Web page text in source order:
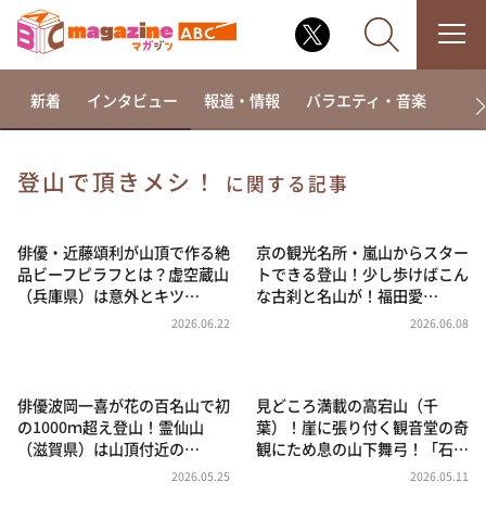
相席食堂
これ余談なんですけど・・・
～人生密着トークバラエティ！～ やすとものいたっ
news おかえり
河合＆A.B.C-Z塚田×福井アナ「なんでやねん！？」
（news おかえり）
新着 インタビュー 報道・情報 バラエティ・音楽 ド
登山で頂きメシ！ に関する記事
俳優・近藤頌利が山頂で作る絶
品ビーフピラフとは？虚空蔵山
（兵庫県）は意外とキツ…
2026.06.22
京の観光名所・嵐山からスター
トできる登山！少し歩けばこん
な古刹と名山が！福田愛…
2026.06.08
俳優波岡一喜が花の百名山で初
の1000ｍ超え登山！霊仙山
（滋賀県）は山頂付近の…
2026.05.25
見どころ満載の高宕山（千
葉）！崖に張り付く観音堂の奇
観にため息の山下舞弓！「石…
2026.05.11